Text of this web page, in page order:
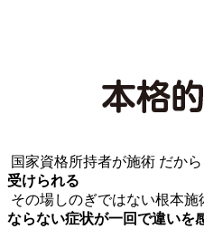
国家資格所持者が施術 だから
受けられる
その場しのぎではない根本施
ならない症状が一回で違いを